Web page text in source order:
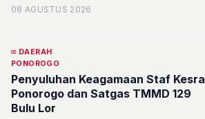
08 AGUSTUS 2026
DAERAH
PONOROGO
Penyuluhan Keagamaan Staf Kesra
Ponorogo dan Satgas TMMD 129
Bulu Lor